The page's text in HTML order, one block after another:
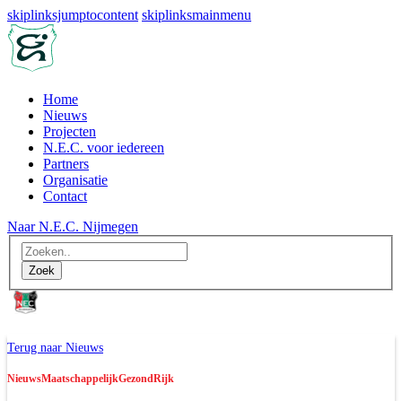
skiplinksjumptocontent skiplinksmainmenu
Home
Nieuws
Projecten
N.E.C. voor iedereen
Partners
Organisatie
Contact
Naar N.E.C. Nijmegen
Terug naar Nieuws
NieuwsMaatschappelijkGezondRijk